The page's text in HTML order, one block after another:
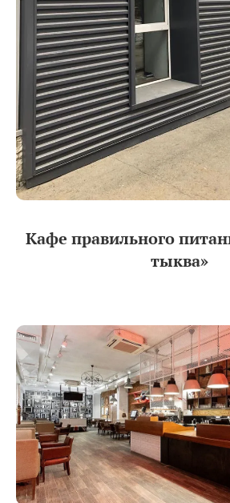
Кафе правильного
тыква»